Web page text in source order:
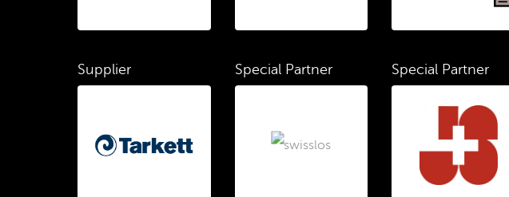
Supplier Special Partner Special Partner